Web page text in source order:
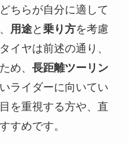
ちらが自分に適して
用途と 乗り方を考慮
イヤは前述の通り、
め、 長距離ツーリン
ライダーに向いてい
を重視する方や、直
すめです。